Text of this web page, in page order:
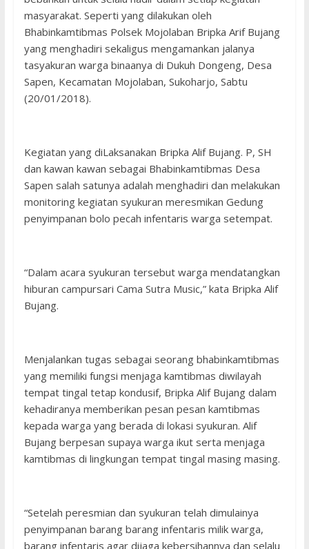
masyarakat. Seperti yang dilakukan oleh
Bhabinkamtibmas Polsek Mojolaban Bripka Arif Bujang
yang menghadiri sekaligus mengamankan jalanya
tasyakuran warga binaanya di Dukuh Dongeng, Desa
Sapen, Kecamatan Mojolaban, Sukoharjo, Sabtu
(20/01/2018).
Kegiatan yang diLaksanakan Bripka Alif Bujang. P, SH
dan kawan kawan sebagai Bhabinkamtibmas Desa
Sapen salah satunya adalah menghadiri dan melakukan
monitoring kegiatan syukuran meresmikan Gedung
penyimpanan bolo pecah infentaris warga setempat.
“Dalam acara syukuran tersebut warga mendatangkan
hiburan campursari Cama Sutra Music,” kata Bripka Alif
Bujang.
Menjalankan tugas sebagai seorang bhabinkamtibmas
yang memiliki fungsi menjaga kamtibmas diwilayah
tempat tingal tetap kondusif, Bripka Alif Bujang dalam
kehadiranya memberikan pesan pesan kamtibmas
kepada warga yang berada di lokasi syukuran. Alif
Bujang berpesan supaya warga ikut serta menjaga
kamtibmas di lingkungan tempat tingal masing masing.
“Setelah peresmian dan syukuran telah dimulainya
penyimpanan barang barang infentaris milik warga,
barang infentaris agar dijaga kebersihannya dan selalu